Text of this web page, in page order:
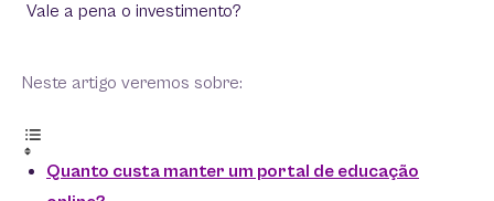
Neste artigo veremos sobre:
Quanto custa manter um portal de educação